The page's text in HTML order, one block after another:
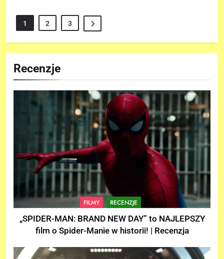
Recenzje
FILMY RECENZJE
„SPIDER-MAN: BRAND NEW DAY” to NAJLEPSZY
film o Spider-Manie w historii! | Recenzja
1 2 3